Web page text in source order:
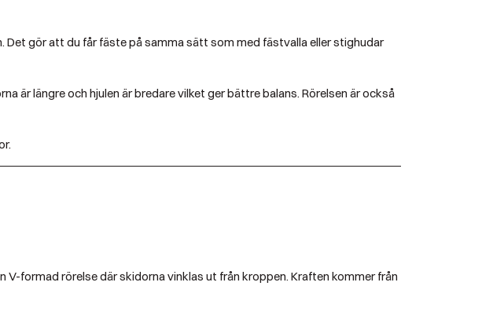
Det gör att du får fäste på samma sätt som med fästvalla eller stighudar
är längre och hjulen är bredare vilket ger bättre balans. Rörelsen är också
formad rörelse där skidorna vinklas ut från kroppen. Kraften kommer från